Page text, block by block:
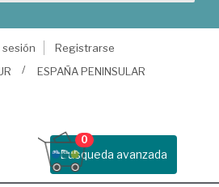
sesión
Registrarse
ESPAÑA PENINSULAR
Busqueda avanzada
0